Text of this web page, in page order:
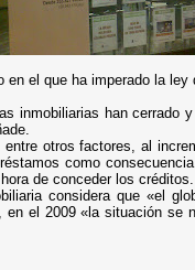
en el que ha imperado la ley
inmobiliarias han cerrado
otros factores, al
como
de conceder los créditos.
considera que «el
el 2009 «la situación se